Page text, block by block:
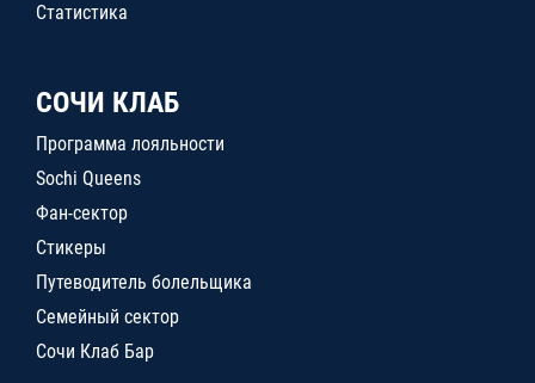
Статистика
СОЧИ КЛАБ
Программа лояльности
Sochi Queens
Фан-сектор
Стикеры
Путеводитель болельщика
Семейный сектор
Сочи Клаб Бар